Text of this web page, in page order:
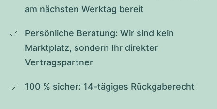
am nächsten Werktag bereit
Persönliche Beratung: Wir sind kein
Marktplatz, sondern Ihr direkter
Vertragspartner
100 % sicher: 14-tägiges Rückgaberecht